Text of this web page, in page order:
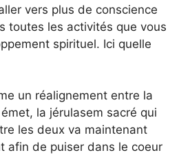
vers plus de conscience
toutes les activités que vous
spirituel. Ici quelle
un réalignement entre la
la jérulasem sacré qui
les deux va maintenant
afin de puiser dans le coeur